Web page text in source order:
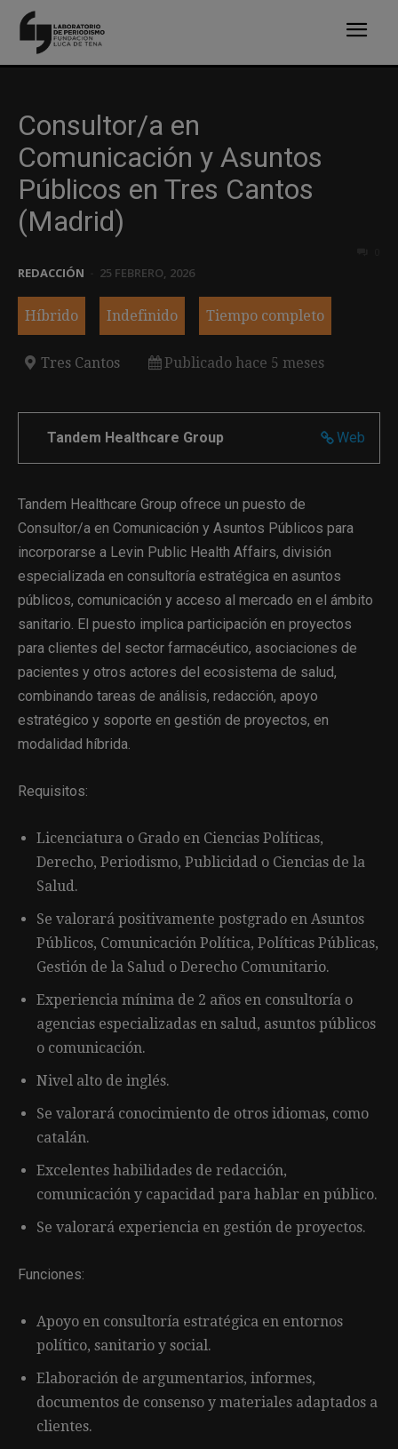
Consultor/a en
Comunicación y Asuntos
Públicos en Tres Cantos
(Madrid)
REDACCIÓN 25 FEBRERO, 2026
Híbrido Indefinido Tiempo completo
Tres Cantos Publicado hace 5 meses
Web
Tandem Healthcare Group
Tandem Healthcare Group ofrece un puesto de
Consultor/a en Comunicación y Asuntos Públicos para
incorporarse a Levin Public Health Affairs, división
especializada en consultoría estratégica en asuntos
públicos, comunicación y acceso al mercado en el ámbito
sanitario. El puesto implica participación en proyectos
para clientes del sector farmacéutico, asociaciones de
pacientes y otros actores del ecosistema de salud,
combinando tareas de análisis, redacción, apoyo
estratégico y soporte en gestión de proyectos, en
modalidad híbrida.
Requisitos:
Licenciatura o Grado en Ciencias Políticas,
Derecho, Periodismo, Publicidad o Ciencias de la
Salud.
Se valorará positivamente postgrado en Asuntos
Públicos, Comunicación Política, Políticas Públicas,
Gestión de la Salud o Derecho Comunitario.
Experiencia mínima de 2 años en consultoría o
agencias especializadas en salud, asuntos públicos
o comunicación.
Nivel alto de inglés.
Se valorará conocimiento de otros idiomas, como
catalán.
Excelentes habilidades de redacción,
comunicación y capacidad para hablar en público.
Se valorará experiencia en gestión de proyectos.
Funciones:
Apoyo en consultoría estratégica en entornos
político, sanitario y social.
Elaboración de argumentarios, informes,
documentos de consenso y materiales adaptados a
clientes.